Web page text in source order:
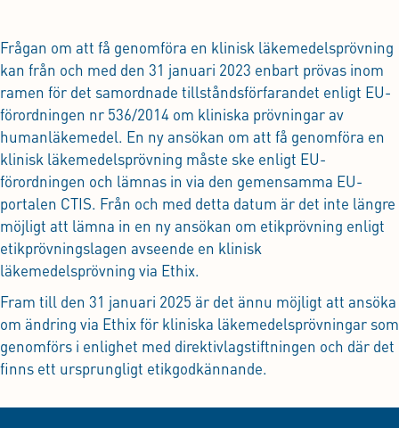
Frågan om att få genomföra en klinisk läkemedelsprövning
kan från och med den 31 januari 2023 enbart prövas inom
ramen för det samordnade tillståndsförfarandet enligt EU-
förordningen nr 536/2014 om kliniska prövningar av
humanläkemedel. En ny ansökan om att få genomföra en
klinisk läkemedelsprövning måste ske enligt EU-
förordningen och lämnas in via den gemensamma EU-
portalen CTIS. Från och med detta datum är det inte längre
möjligt att lämna in en ny ansökan om etikprövning enligt
etikprövningslagen avseende en klinisk
läkemedelsprövning via Ethix.
Fram till den 31 januari 2025 är det ännu möjligt att ansöka
om ändring via Ethix för kliniska läkemedelsprövningar som
genomförs i enlighet med direktivlagstiftningen och där det
finns ett ursprungligt etikgodkännande.